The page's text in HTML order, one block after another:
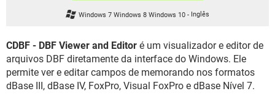
GMAIL
INSTAGRAM GMAIL
GUIA DE COMPRAS
Windows 7 Windows 8 Windows 10 - Inglês
CDBF - DBF Viewer and Editor é um visualizador e editor de
arquivos DBF diretamente da interface do Windows. Ele
permite ver e editar campos de memorando nos formatos
dBase III, dBase IV, FoxPro, Visual FoxPro e dBase Nível 7.